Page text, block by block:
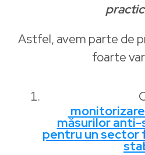
Astfel, avem parte de
foarte
măsurilor anti-
pentru un sector